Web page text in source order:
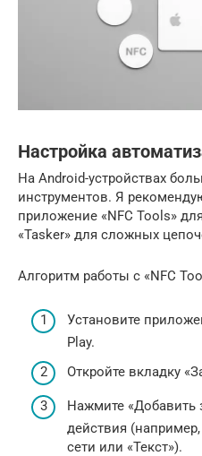
Настройка
На Android-устройствах
инструментов. Я
приложение «NFC Tools»
«Tasker» для сложных
Алгоритм работы с «NFC
Установите
Play.
Откройте вкладку
Нажмите «Добавить
действия
сети или «Текст»).